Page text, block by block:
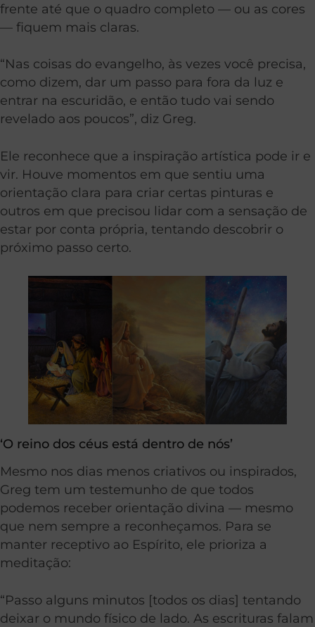
frente até que o quadro completo — ou as cores
— fiquem mais claras.
“Nas coisas do evangelho, às vezes você precisa,
como dizem, dar um passo para fora da luz e
entrar na escuridão, e então tudo vai sendo
revelado aos poucos”, diz Greg.
Ele reconhece que a inspiração artística pode ir e
vir. Houve momentos em que sentiu uma
orientação clara para criar certas pinturas e
outros em que precisou lidar com a sensação de
estar por conta própria, tentando descobrir o
próximo passo certo.
‘O reino dos céus está dentro de nós’
Mesmo nos dias menos criativos ou inspirados,
Greg tem um testemunho de que todos
podemos receber orientação divina — mesmo
que nem sempre a reconheçamos. Para se
manter receptivo ao Espírito, ele prioriza a
meditação:
“Passo alguns minutos [todos os dias] tentando
deixar o mundo físico de lado. As escrituras falam